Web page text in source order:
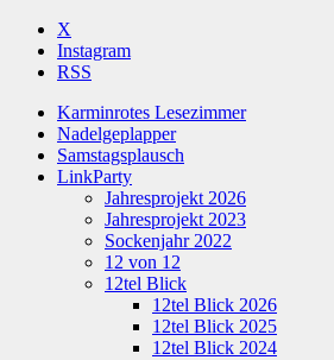
X
Instagram
RSS
Karminrotes Lesezimmer
Nadelgeplapper
Samstagsplausch
LinkParty
Jahresprojekt 2026
Jahresprojekt 2023
Sockenjahr 2022
12 von 12
12tel Blick
12tel Blick 2026
12tel Blick 2025
12tel Blick 2024